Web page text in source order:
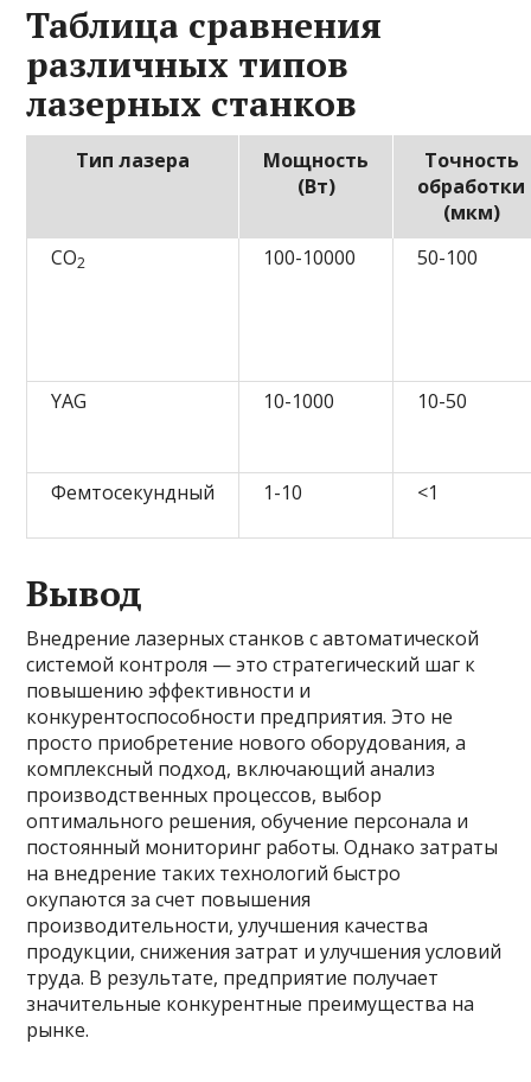
Таблица сравнения
различных типов
лазерных станков
Тип лазера
Мощность
(Вт)
Точность
обработки
(мкм)
CO2 100-10000 50-100
YAG 10-1000 10-50
Фемтосекундный 1-10 <1
Вывод
Внедрение лазерных станков с автоматической
системой контроля — это стратегический шаг к
повышению эффективности и
конкурентоспособности предприятия. Это не
просто приобретение нового оборудования, а
комплексный подход, включающий анализ
производственных процессов, выбор
оптимального решения, обучение персонала и
постоянный мониторинг работы. Однако затраты
на внедрение таких технологий быстро
окупаются за счет повышения
производительности, улучшения качества
продукции, снижения затрат и улучшения условий
труда. В результате, предприятие получает
значительные конкурентные преимущества на
рынке.